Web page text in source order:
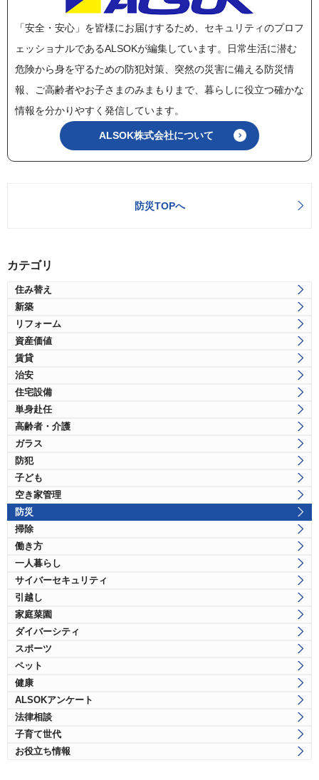
「安全・安心」を皆様にお届けするため、セキュリティのプロフ
ェッショナルであるALSOKが編集しています。日常生活に潜む
危険から身を守るための防犯対策、突然の災害に備える防災情
報、ご高齢者やお子さまのみまもりまで、暮らしに役立つ確かな
情報を分かりやすく発信しています。
ALSOK株式会社について
防災TOPへ
カテゴリ
住み替え
新築
リフォーム
資産価値
賃貸
治安
住宅設備
単身赴任
高齢者・介護
ガラス
防犯
子ども
空き家管理
防災
掃除
働き方
一人暮らし
サイバーセキュリティ
引越し
家庭菜園
ダイバーシティ
スポーツ
ペット
健康
ALSOKアンケート
法律相談
子育て世代
お役立ち情報